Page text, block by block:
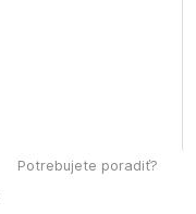
Potrebujete poradiť?